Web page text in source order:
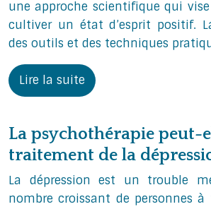
une approche scientifique qui
cultiver un état d’esprit positif.
des outils et des techniques
Lire la suite
La psychothérapie peut-
traitement de la
La dépression est un trouble
nombre croissant de personnes